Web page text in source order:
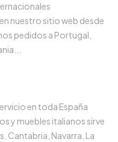
nuestro sitio web desde
pedidos a Portugal,
en toda España
y muebles italianos sirve
Cantabria, Navarra, La